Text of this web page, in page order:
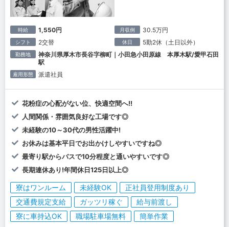
時給 1,550円 月収例 30.5万円
シフト 2交替 休日 5勤2休（土日以外）
勤務地
神奈川県厚木市長谷字柳町｜小田急小田原線 本厚木駅/愛甲石田
駅
雇用形態 派遣社員
花粉症の心配がない位、快適空間へ!!
人間関係・雰囲気良好な工場です◎
未経験の10～30代の男性活躍中!
お休みは基本平日でお出かけしやすいですね◎
最寄り駅からバスで10分程度と通いやすいです◎
長期連休あり!年間休日125日以上◎
寮はワンルーム 未経験OK
正社員登用制度あり
交通費規定支給
ガッツリ稼ぐ
給与前渡し
寮に車持込OK
職場駐車場無料 簡単作業